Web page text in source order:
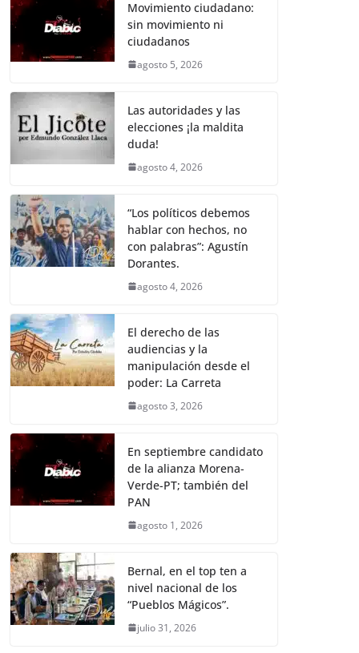
e
b
o
o
k
er s
A
p
y
Li
n
gr
a
e
Movimiento ciudadano:
sin movimiento ni
ciudadanos
agosto 5, 2026
Las autoridades y las
elecciones ¡la maldita
duda!
agosto 4, 2026
“Los políticos debemos
hablar con hechos, no
con palabras”: Agustín
Dorantes.
agosto 4, 2026
El derecho de las
audiencias y la
manipulación desde el
poder: La Carreta
agosto 3, 2026
En septiembre candidato
de la alianza Morena-
Verde-PT; también del
PAN
agosto 1, 2026
Bernal, en el top ten a
nivel nacional de los
“Pueblos Mágicos”.
julio 31, 2026